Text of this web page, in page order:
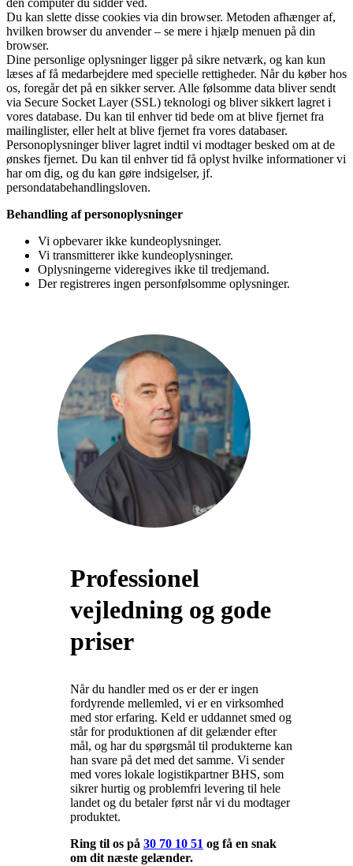
den computer du sidder ved.
Du kan slette disse cookies via din browser. Metoden afhænger af,
hvilken browser du anvender – se mere i hjælp menuen på din
browser.
Dine personlige oplysninger ligger på sikre netværk, og kan kun
læses af få medarbejdere med specielle rettigheder. Når du køber hos
os, foregår det på en sikker server. Alle følsomme data bliver sendt
via Secure Socket Layer (SSL) teknologi og bliver sikkert lagret i
vores database. Du kan til enhver tid bede om at blive fjernet fra
mailinglister, eller helt at blive fjernet fra vores databaser.
Personoplysninger bliver lagret indtil vi modtager besked om at de
ønskes fjernet. Du kan til enhver tid få oplyst hvilke informationer vi
har om dig, og du kan gøre indsigelser, jf.
persondatabehandlingsloven.
Behandling af personoplysninger
Vi opbevarer ikke kundeoplysninger.
Vi transmitterer ikke kundeoplysninger.
Oplysningerne videregives ikke til tredjemand.
Der registreres ingen personfølsomme oplysninger.
Professionel
vejledning og gode
priser
Når du handler med os er der er ingen
fordyrende mellemled, vi er en virksomhed
med stor erfaring. Keld er uddannet smed og
står for produktionen af dit gelænder efter
mål, og har du spørgsmål til produkterne kan
han svare på det med det samme. Vi sender
med vores lokale logistikpartner BHS, som
sikrer hurtig og problemfri levering til hele
landet og du betaler først når vi du modtager
produktet.
Ring til os på 30 70 10 51 og få en snak
om dit næste gelænder.